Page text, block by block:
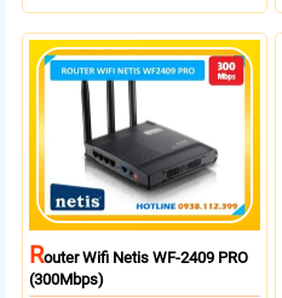
ROuter Wifi Netis WF-2409 PRO
(300Mbps)